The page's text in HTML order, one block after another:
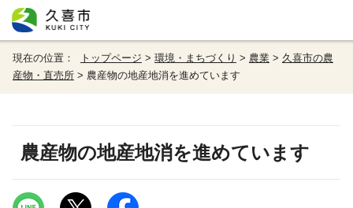
現在の位置： トップページ > 環境・まちづくり > 農業 > 久喜市の農
産物・直売所 > 農産物の地産地消を進めています
農産物の地産地消を進めています